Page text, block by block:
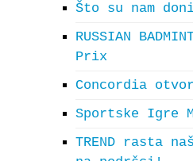
Što su nam
RUSSIAN
Prix
Concordia
Sportske Igre
TREND rasta